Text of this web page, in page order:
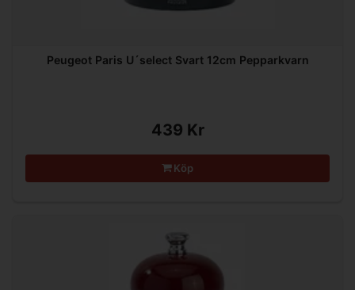
Peugeot Paris U´select Svart 12cm Pepparkvarn
439 Kr
Köp